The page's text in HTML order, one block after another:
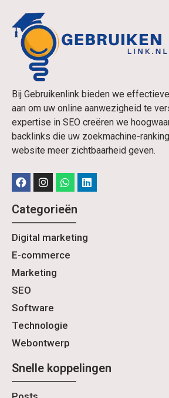
Bij Gebruikenlink bieden we
aan om uw online aanwezigheid te
expertise in SEO creëren we
backlinks die uw zoekmachine-
website meer zichtbaarheid geven.
Categorieën
Digital marketing
E-commerce
Marketing
SEO
Software
Technologie
Webontwerp
Snelle koppelingen